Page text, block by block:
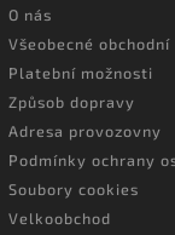
O nás
Všeobecné
Platební možnosti
Způsob dopravy
Adresa provozovny
Podmínky ochrany
Soubory cookies
Velkoobchod